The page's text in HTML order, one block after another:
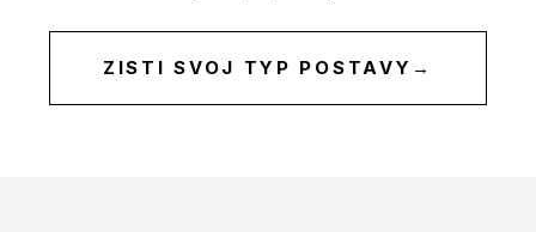
ZISTI SVOJ TYP POSTAVY →